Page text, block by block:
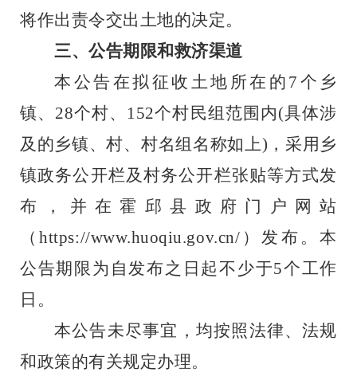
将作出责令交出土地的决定。
三、公告期限和救济渠道
本公告在拟征收土地所在的 7 个乡
镇、 28个村、 152个村民组范围内(具体涉
及的乡镇、村、村名组名称如上) ，采用乡
镇政务公开栏及村务公开栏张贴等方式发
布，并在霍邱县政府门户网站
（https://www.huoqiu.gov.cn/ ）发布。本
公告期限为自发布之日起不少于5个工作
日。
本公告未尽事宜 ， 均按照法律、法规
和政策的有关规定办理。